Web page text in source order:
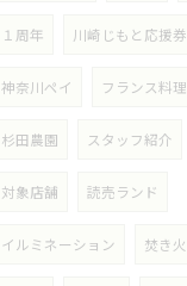
１周年 川崎じもと応援券
神奈川ペイ フランス料理
杉田農園 スタッフ紹介
対象店舗 読売ランド
イルミネーション 焚き火